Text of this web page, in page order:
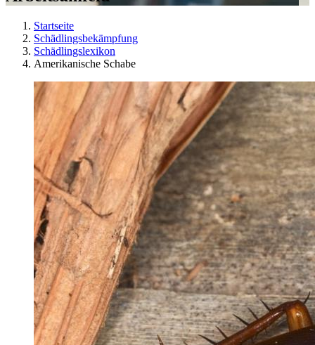
Startseite
Schädlingsbekämpfung
Schädlingslexikon
Amerikanische Schabe